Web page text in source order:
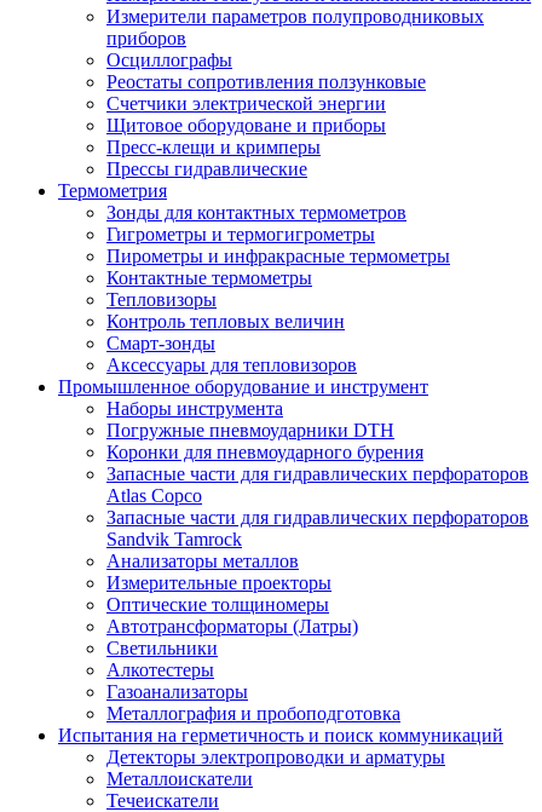
Измерители параметров полупроводниковых
приборов
Осциллографы
Реостаты сопротивления ползунковые
Счетчики электрической энергии
Щитовое оборудоване и приборы
Пресс-клещи и кримперы
Прессы гидравлические
Термометрия
Зонды для контактных термометров
Гигрометры и термогигрометры
Пирометры и инфракрасные термометры
Контактные термометры
Тепловизоры
Контроль тепловых величин
Смарт-зонды
Аксессуары для тепловизоров
Промышленное оборудование и инструмент
Наборы инструмента
Погружные пневмоударники DTH
Коронки для пневмоударного бурения
Запасные части для гидравлических перфораторов
Atlas Copco
Запасные части для гидравлических перфораторов
Sandvik Tamrock
Анализаторы металлов
Измерительные проекторы
Оптические толщиномеры
Автотрансформаторы (Латры)
Светильники
Алкотестеры
Газоанализаторы
Металлография и пробоподготовка
Испытания на герметичность и поиск коммуникаций
Детекторы электропроводки и арматуры
Металлоискатели
Течеискатели